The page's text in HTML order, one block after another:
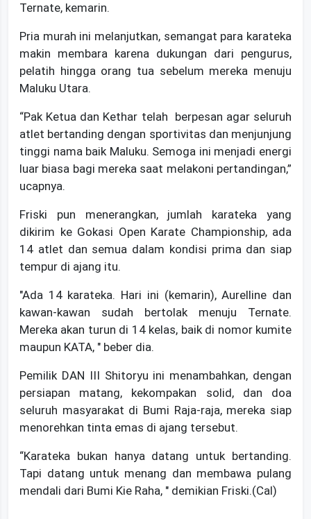
Ternate, kemarin.
Pria murah ini melanjutkan, semangat para karateka
makin membara karena dukungan dari pengurus,
pelatih hingga orang tua sebelum mereka menuju
Maluku Utara.
“Pak Ketua dan Kethar telah berpesan agar seluruh
atlet bertanding dengan sportivitas dan menjunjung
tinggi nama baik Maluku. Semoga ini menjadi energi
luar biasa bagi mereka saat melakoni pertandingan,”
ucapnya.
Friski pun menerangkan, jumlah karateka yang
dikirim ke Gokasi Open Karate Championship, ada
14 atlet dan semua dalam kondisi prima dan siap
tempur di ajang itu.
"Ada 14 karateka. Hari ini (kemarin), Aurelline dan
kawan-kawan sudah bertolak menuju Ternate.
Mereka akan turun di 14 kelas, baik di nomor kumite
maupun KATA, " beber dia.
Pemilik DAN III Shitoryu ini menambahkan, dengan
persiapan matang, kekompakan solid, dan doa
seluruh masyarakat di Bumi Raja-raja, mereka siap
menorehkan tinta emas di ajang tersebut.
“Karateka bukan hanya datang untuk bertanding.
Tapi datang untuk menang dan membawa pulang
mendali dari Bumi Kie Raha, " demikian Friski.(Cal)